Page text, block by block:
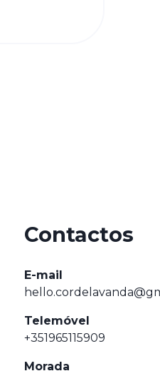
Contactos
E-mail
Telemóvel
+351965115909
Morada